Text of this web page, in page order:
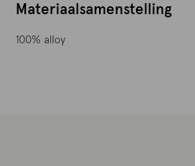
Materiaalsamenstelling
100% alloy